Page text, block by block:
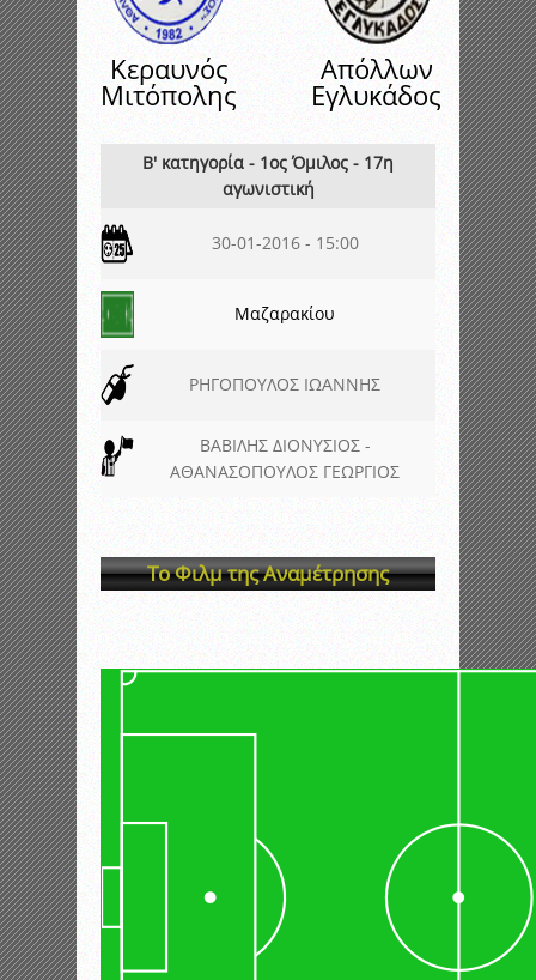
Κεραυνός
Μιτόπολης
Απόλλων
Εγλυκάδος
Β' κατηγορία - 1ος Όμιλος - 17η
αγωνιστική
30-01-2016 - 15:00
Μαζαρακίου
ΡΗΓΟΠΟΥΛΟΣ ΙΩΑΝΝΗΣ
ΒΑΒΙΛΗΣ ΔΙΟΝΥΣΙΟΣ -
ΑΘΑΝΑΣΟΠΟΥΛΟΣ ΓΕΩΡΓΙΟΣ
Το Φιλμ της Αναμέτρησης